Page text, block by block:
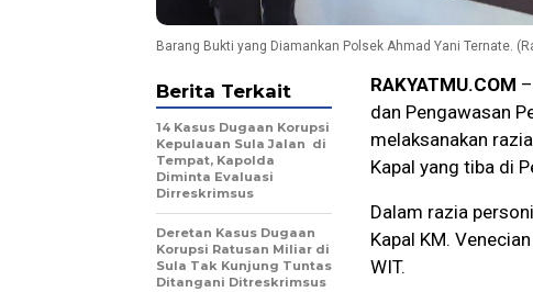
Barang Bukti yang Diamankan Polsek Ahmad Yani Ternate.
RAKYATMU.COM
dan Pengawasan
melaksanakan
Kapal yang tiba di
Dalam razia
Kapal KM.
WIT.
Berita Terkait
14 Kasus Dugaan Korupsi
Kepulauan Sula Jalan di
Tempat, Kapolda
Diminta Evaluasi
Dirreskrimsus
Deretan Kasus Dugaan
Korupsi Ratusan Miliar di
Sula Tak Kunjung Tuntas
Ditangani Ditreskrimsus